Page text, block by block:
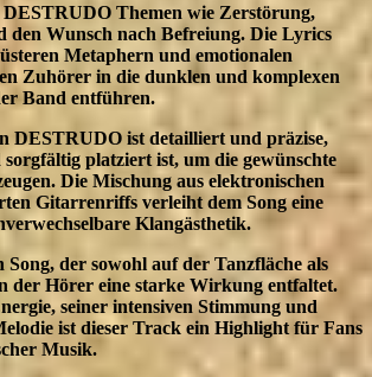
Themen wie Zerstörung,
den Wunsch nach Befreiung. Die Lyrics
Metaphern und emotionalen
Zuhörer in die dunklen und komplexen
Band entführen.
DESTRUDO ist detailliert und präzise,
platziert ist, um die gewünschte
Die Mischung aus elektronischen
Gitarrenriffs verleiht dem Song eine
Klangästhetik.
der sowohl auf der Tanzfläche als
der Hörer eine starke Wirkung entfaltet.
seiner intensiven Stimmung und
ist dieser Track ein Highlight für Fans
Musik.